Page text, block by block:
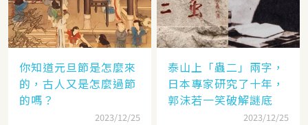
你知道元旦節是怎麼來
的，古人又是怎麼過節
的嗎？
2023/12/25
泰山上「蟲二」兩字，
日本專家研究了十年，
郭沫若一笑破解謎底
2023/12/25